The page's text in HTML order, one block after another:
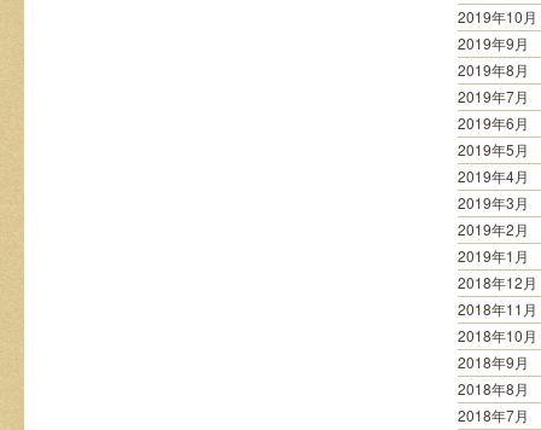
2019年10月
2019年9月
2019年8月
2019年7月
2019年6月
2019年5月
2019年4月
2019年3月
2019年2月
2019年1月
2018年12月
2018年11月
2018年10月
2018年9月
2018年8月
2018年7月